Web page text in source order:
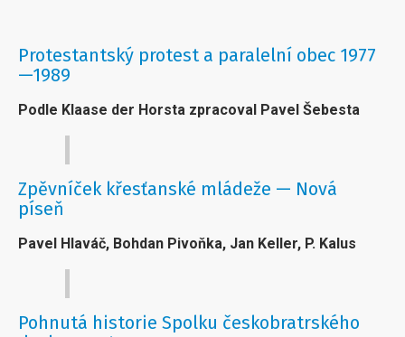
Protestantský protest a paralelní obec 1977
—1989
Podle Klaase der Horsta zpracoval Pavel Šebesta
Zpěvníček křesťanské mládeže — Nová
píseň
Pavel Hlaváč, Bohdan Pivoňka, Jan Keller, P. Kalus
Pohnutá historie Spolku českobratrského